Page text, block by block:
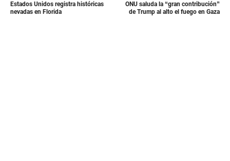
Estados Unidos registra históricas
nevadas en Florida
ONU saluda la “gran contribución”
de Trump al alto el fuego en Gaza